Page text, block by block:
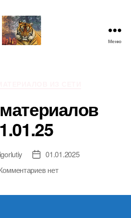
Меню
igorlutiy
Дата01.01.2025
к
нет